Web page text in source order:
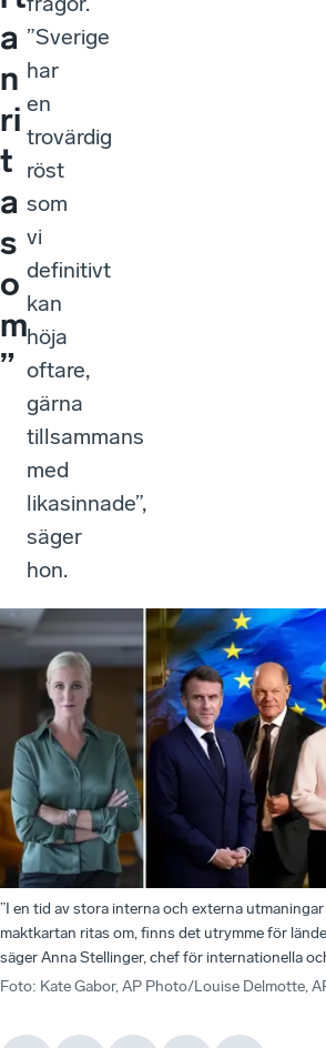
a
n
ri
t
a
s
o
m
”
”Sverige
har
en
trovärdig
röst
som
vi
definitivt
kan
höja
oftare,
gärna
tillsammans
med
likasinnade”,
säger
hon.
”I en tid av stora interna och externa
maktkartan ritas om, finns det utrymme för
säger Anna Stellinger, chef för internationella
Foto: Kate Gabor, AP Photo/Louise Delmotte,